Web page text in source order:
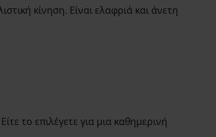
κίνηση. Είναι ελαφριά και άνετη
το επιλέγετε για μια καθημερινή